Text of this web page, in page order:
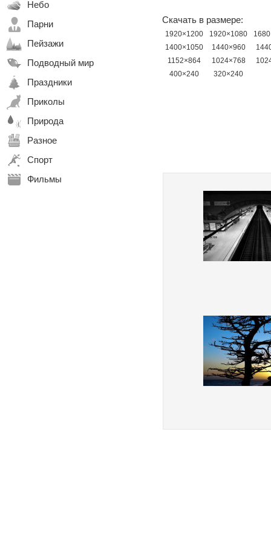
Небо
Парни
Пейзажи
Подводный мир
Праздники
Приколы
Природа
Разное
Спорт
Фильмы
Скачать в размере:
1920×1200 1920×1080
1400×1050
1440×960
1152×864
1024×768
400×240
320×240